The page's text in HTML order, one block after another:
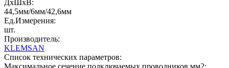
ДxШxВ:
44,5мм/6мм/42,6мм
Ед.Измерения:
шт.
Производитель:
KLEMSAN
Список технических параметров:
Максимальное сечение подключаемых проводников,мм2: